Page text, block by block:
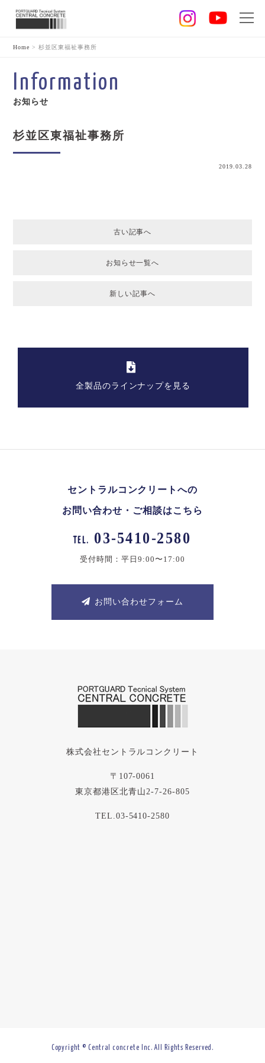
Home >杉並区東福祉事務所
Information
お知らせ
杉並区東福祉事務所
2019.03.28
古い記事へ
お知らせ一覧へ
新しい記事へ
全製品のラインナップを見る
セントラルコンクリートへの
お問い合わせ・ご相談はこちら
TEL. 03-5410-2580
受付時間：平日9:00〜17:00
お問い合わせフォーム
株式会社セントラルコンクリート
〒107-0061
東京都港区北青山2-7-26-805
TEL.03-5410-2580
Copyright © Central concrete Inc. All Rights Reserved.